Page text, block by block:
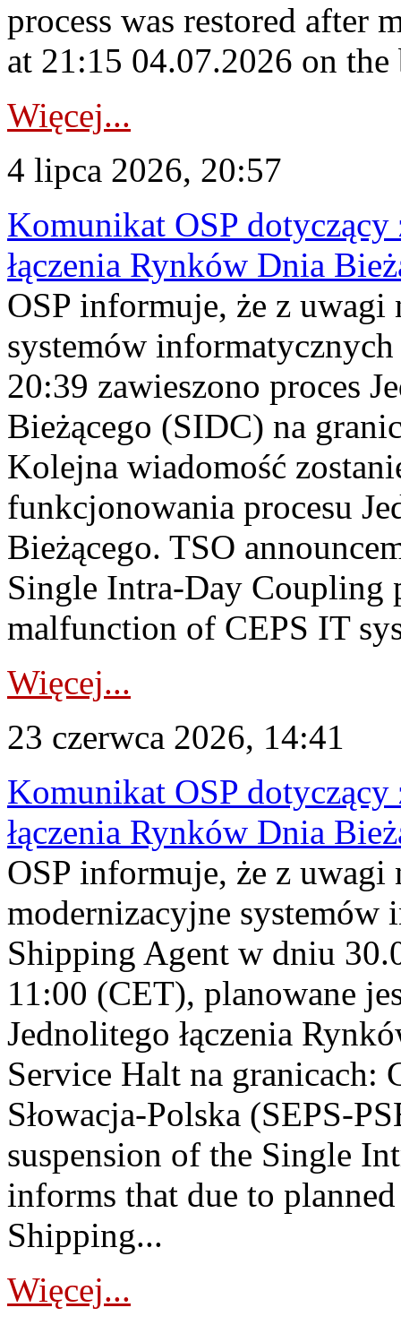
process was restored after
at 21:15 04.07.2026 on
Więcej...
4 lipca 2026, 20:57
Komunikat OSP dotyczący
łączenia Rynków Dnia
OSP informuje, że z uwagi
systemów
20:39 zawieszono proces
Bieżącego (SIDC) na
Kolejna wiadomość
funkcjonowania procesu
Bieżącego. TSO
Single Intra-Day Coupling
malfunction of CEPS IT
Więcej...
23 czerwca 2026, 14:41
Komunikat OSP dotyczący
łączenia Rynków Dnia
OSP informuje, że z uwagi
modernizacyjne
Shipping Agent w dniu
11:00 (CET), planowane
Jednolitego łączenia
Service Halt na granicach:
Słowacja-Polska (SEPS-
suspension of the Single
informs that due to
Shipping...
Więcej...